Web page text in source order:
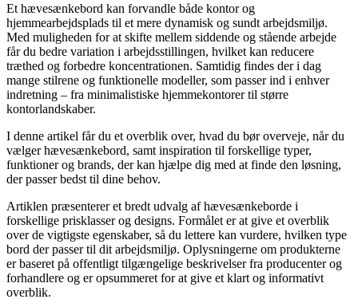
Et hævesænkebord kan forvandle både kontor og
hjemmearbejdsplads til et mere dynamisk og sundt arbejdsmiljø.
Med muligheden for at skifte mellem siddende og stående arbejde
får du bedre variation i arbejdsstillingen, hvilket kan reducere
træthed og forbedre koncentrationen. Samtidig findes der i dag
mange stilrene og funktionelle modeller, som passer ind i enhver
indretning – fra minimalistiske hjemmekontorer til større
kontorlandskaber.
I denne artikel får du et overblik over, hvad du bør overveje, når du
vælger hævesænkebord, samt inspiration til forskellige typer,
funktioner og brands, der kan hjælpe dig med at finde den løsning,
der passer bedst til dine behov.
Artiklen præsenterer et bredt udvalg af hævesænkeborde i
forskellige prisklasser og designs. Formålet er at give et overblik
over de vigtigste egenskaber, så du lettere kan vurdere, hvilken type
bord der passer til dit arbejdsmiljø. Oplysningerne om produkterne
er baseret på offentligt tilgængelige beskrivelser fra producenter og
forhandlere og er opsummeret for at give et klart og informativt
overblik.